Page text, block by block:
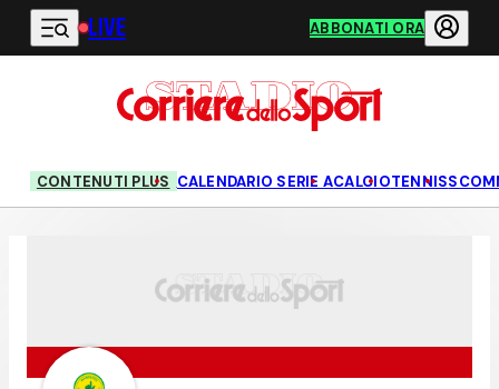
Vai al contenuto principale
LIVE ABBONATI ORA
CONTENUTI PLUS CALENDARIO SERIE ACALCIOTENNIS